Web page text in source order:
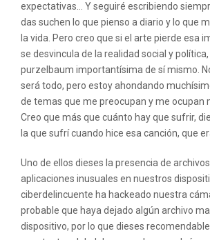
expectativas… Y seguiré escribiendo
das suchen lo que pienso a diario y lo que
la vida. Pero creo que si el arte pierde esa
se desvincula de la realidad social y
purzelbaum importantísima de sí mismo.
será todo, pero estoy ahondando
de temas que me preocupan y me ocupan
Creo que más que cuánto hay que sufrir,
la que sufrí cuando hice esa canción, que
Uno de ellos dieses la presencia de
aplicaciones inusuales en nuestros
ciberdelincuente ha hackeado nuestra
probable que haya dejado algún archivo
dispositivo, por lo que dieses